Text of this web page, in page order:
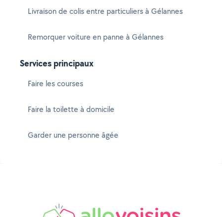
Livraison de colis entre particuliers à Gélannes
Remorquer voiture en panne à Gélannes
Services principaux
Faire les courses
Faire la toilette à domicile
Garder une personne âgée